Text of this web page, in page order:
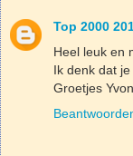
Top 2000
Heel leuk en
Ik denk dat
Groetjes